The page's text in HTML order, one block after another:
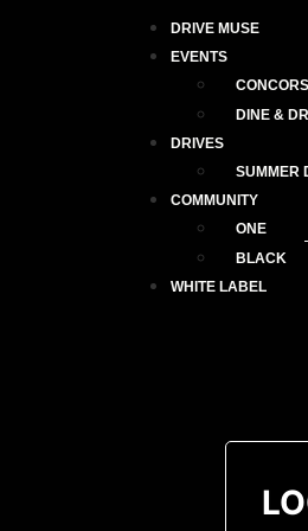
DRIVE MUSE
EVENTS
DINE &
DRIVES
SUMMER
COMMUNITY
ONE
BLACK
WHITE LABEL